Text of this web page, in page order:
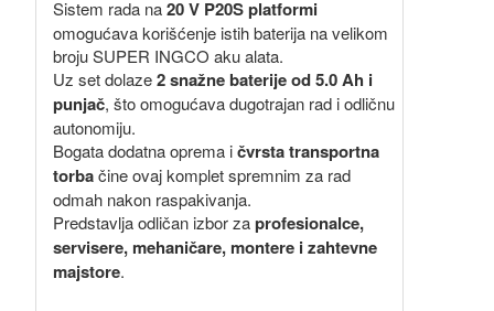
Sistem rada na20 V P20S platformi
omogućava korišćenje istih baterija na velikom
broju SUPER INGCO aku alata.
Uz set dolaze2 snažne baterije od 5.0 Ah i
punjač, što omogućava dugotrajan rad i odličnu
autonomiju.
Bogata dodatna oprema ičvrsta transportna
torbačine ovaj komplet spremnim za rad
odmah nakon raspakivanja.
Predstavlja odličan izbor zaprofesionalce,
servisere, mehaničare, montere i zahtevne
majstore.